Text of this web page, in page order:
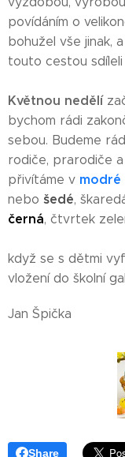
povídáním o
bohužel vše jinak,
touto cestou
Květnou nedělí
bychom rádi
sebou. Budeme
rodiče, prarodiče
přivítáme v modré
nebo šedé,
černá, čtvrtek
když se s dětmi
vložení do školní
Jan Špička
Share